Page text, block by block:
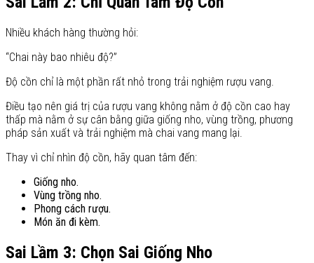
Nhiều khách hàng thường hỏi:
“Chai này bao nhiêu độ?”
Độ cồn chỉ là một phần rất nhỏ trong trải nghiệm rượu vang.
Điều tạo nên giá trị của rượu vang không nằm ở độ cồn cao hay
thấp mà nằm ở sự cân bằng giữa giống nho, vùng trồng, phương
pháp sản xuất và trải nghiệm mà chai vang mang lại.
Thay vì chỉ nhìn độ cồn, hãy quan tâm đến:
Giống nho.
Vùng trồng nho.
Phong cách rượu.
Món ăn đi kèm.
Sai Lầm 3: Chọn Sai Giống Nho